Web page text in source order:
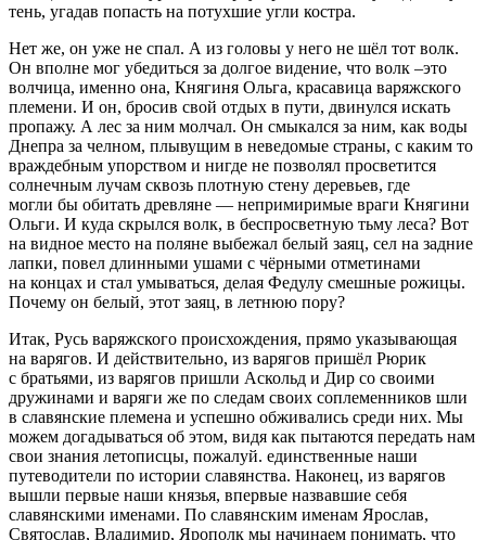
тень, угадав попасть на потухшие угли костра.
Нет же, он уже не спал. А из головы у него не шёл тот волк.
Он вполне мог убедиться за долгое видение, что волк –это
волчица, именно она, Княгиня Ольга, красавица варяжского
племени. И он, бросив свой отдых в пути, двинулся искать
пропажу. А лес за ним молчал. Он смыкался за ним, как воды
Днепра за челном, плывущим в неведомые страны, с каким то
враждебным упорством и нигде не позволял просветится
солнечным лучам сквозь плотную стену деревьев, где
могли бы обитать древляне — непримиримые враги Княгини
Ольги. И куда скрылся волк, в беспросветную тьму леса? Вот
на видное место на поляне выбежал белый заяц, сел на задние
лапки, повел длинными ушами с чёрными отметинами
на концах и стал умываться, делая Федулу смешные рожицы.
Почему он белый, этот заяц, в летнюю пору?
Итак, Русь варяжского происхождения, прямо указывающая
на варягов. И действительно, из варягов пришёл Рюрик
с братьями, из варягов пришли Аскольд и Дир со своими
дружинами и варяги же по следам своих соплеменников шли
в славянские племена и успешно обживались среди них. Мы
можем догадываться об этом, видя как пытаются передать нам
свои знания летописцы, пожалуй. единственные наши
путеводители по истории славянства. Наконец, из варягов
вышли первые наши князья, впервые назвавшие себя
славянскими именами. По славянским именам Ярослав,
Святослав, Владимир, Ярополк мы начинаем понимать, что